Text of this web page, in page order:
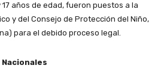
17 años de edad, fueron puestos a la
y del Consejo de Protección del Niño,
para el debido proceso legal.
Nacionales